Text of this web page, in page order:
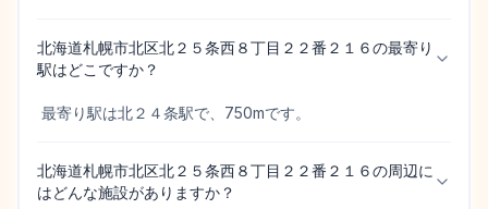
北海道札幌市北区北２５条西８丁目２２番２１６の最寄り
駅はどこですか？
最寄り駅は北２４条駅で、750mです。
北海道札幌市北区北２５条西８丁目２２番２１６の周辺に
はどんな施設がありますか？